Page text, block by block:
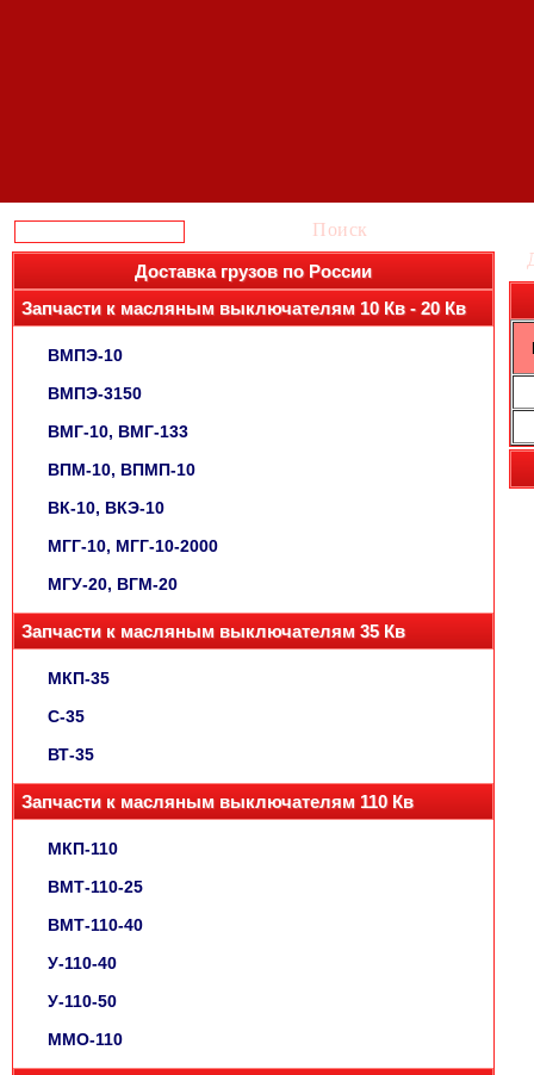
Поиск
Доставка грузов по России
Запчасти к масляным выключателям 10 Кв - 20 Кв
ВМПЭ-10
ВМПЭ-3150
ВМГ-10, ВМГ-133
ВПМ-10, ВПМП-10
ВК-10, ВКЭ-10
МГГ-10, МГГ-10-2000
МГУ-20, ВГМ-20
Запчасти к масляным выключателям 35 Кв
МКП-35
С-35
ВТ-35
Запчасти к масляным выключателям 110 Кв
МКП-110
ВМТ-110-25
ВМТ-110-40
У-110-40
У-110-50
ММО-110